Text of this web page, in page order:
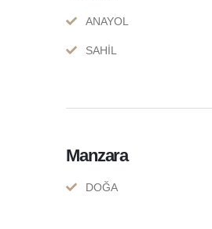
ANAYOL
SAHİL
Manzara
DOĞA